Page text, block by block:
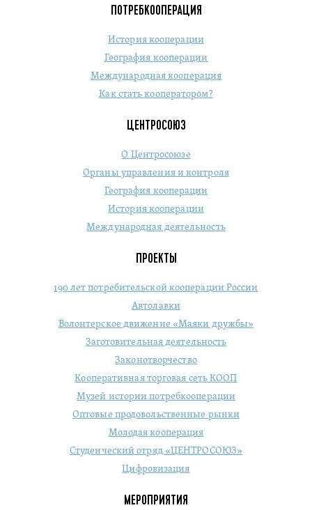
ПОТРЕБКООПЕРАЦИЯ
История кооперации
География кооперации
Международная кооперация
Как стать кооператором?
ЦЕНТРОСОЮЗ
О Центросоюзе
Органы управления и контроля
География кооперации
История кооперации
Международная деятельность
ПРОЕКТЫ
190 лет потребительской кооперации России
Автолавки
Волонтерское движение «Маяки дружбы»
Заготовительная деятельность
Законотворчество
Кооперативная торговая сеть КООП
Музей истории потребкооперации
Оптовые продовольственные рынки
Молодая кооперация
Студенческий отряд «ЦЕНТРОСОЮЗ»
Цифровизация
МЕРОПРИЯТИЯ